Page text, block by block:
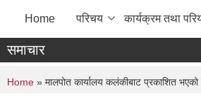
Home परिचय कार्यक्रम तथा
समाचार
You are here
Home » मालपोत कार्यालय कलंकीबाट प्रकाशित